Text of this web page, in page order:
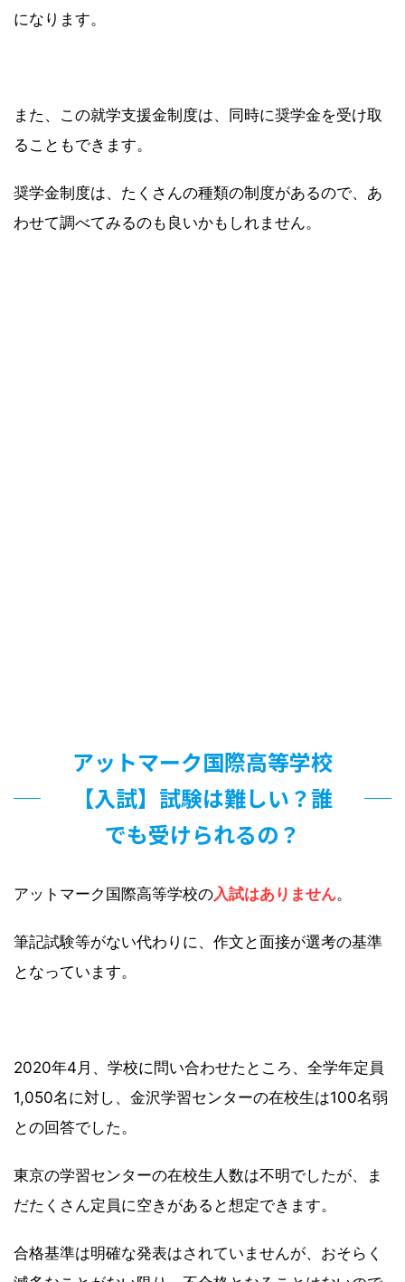
になります。
また、この就学支援金制度は、同時に奨学金を受け取
ることもできます。
奨学金制度は、たくさんの種類の制度があるので、あ
わせて調べてみるのも良いかもしれません。
アットマーク国際高等学校
【入試】試験は難しい？誰
でも受けられるの？
アットマーク国際高等学校の入試はありません。
筆記試験等がない代わりに、作文と面接が選考の基準
となっています。
2020年4月、学校に問い合わせたところ、全学年定員
1,050名に対し、金沢学習センターの在校生は100名弱
との回答でした。
東京の学習センターの在校生人数は不明でしたが、ま
だたくさん定員に空きがあると想定できます。
合格基準は明確な発表はされていませんが、おそらく